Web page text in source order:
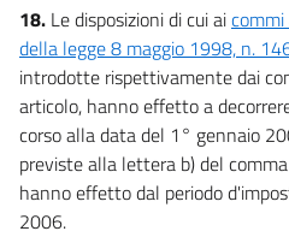
18. Le disposizioni di cui ai
della legge 8 maggio 1998, n.
introdotte rispettivamente dai
articolo, hanno effetto a
corso alla data del 1° gennaio
previste alla lettera b) del
hanno effetto dal periodo
2006.